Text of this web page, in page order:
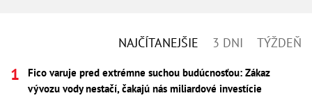
NAJČÍTANEJŠIE 3 DNI TÝŽDEŇ
Fico varuje pred extrémne suchou budúcnosťou: Zákaz
vývozu vody nestačí, čakajú nás miliardové investície